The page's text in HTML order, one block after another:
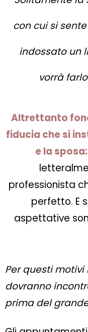
con cui si
indossato un
vorrà
Altrettanto
fiducia che si
e la sposa:
professionista
perfetto. E
aspettative
Per questi
dovranno
prima del